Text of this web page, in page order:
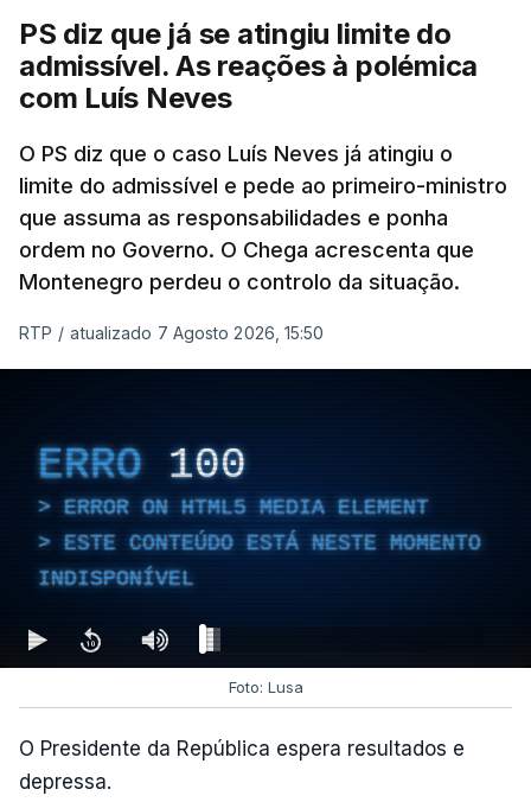
ter qualquer elemento que indicie a realização
dessas obras.
Empreiteiro da
Construbarcelos também
fez obras na casa do diretor
financeiro da PJ
atualizado 7 Agosto 2026, 14:25
também trabalhou para o
diretor financeiro da PJ
atualizado 7 Agosto 2026, 14:26
PS diz que já se atingiu limite do
admissível. As reações à polémica
com Luís Neves
O PS diz que o caso Luís Neves já atingiu o
limite do admissível e pede ao primeiro-ministro
que assuma as responsabilidades e ponha
ordem no Governo. O Chega acrescenta que
Montenegro perdeu o controlo da situação.
RTP / atualizado 7 Agosto 2026, 15:50
ERRO 100
ERROR ON HTML5 MEDIA ELEMENT
ESTE CONTEÚDO ESTÁ NESTE MOMENTO
INDISPONÍVEL
Foto: Lusa
O Presidente da República espera resultados e
depressa.